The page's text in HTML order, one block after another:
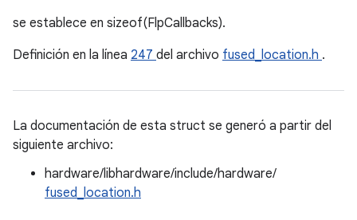
se establece en sizeof(FlpCallbacks).
Definición en la línea 247 del archivo fused_location.h .
La documentación de esta struct se generó a partir del
siguiente archivo:
hardware/libhardware/include/hardware/
fused_location.h